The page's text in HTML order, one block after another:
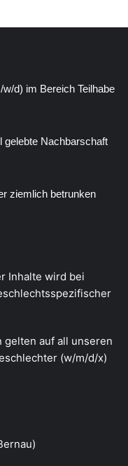
d) im Bereich Teilhabe
gelebte Nachbarschaft
ziemlich betrunken
Inhalte wird bei
gelten auf all unseren
(w/m/d/x)